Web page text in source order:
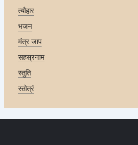
त्यौहार
भजन
मंत्र जाप
सहस्रनाम
स्तुति
स्तोत्रं